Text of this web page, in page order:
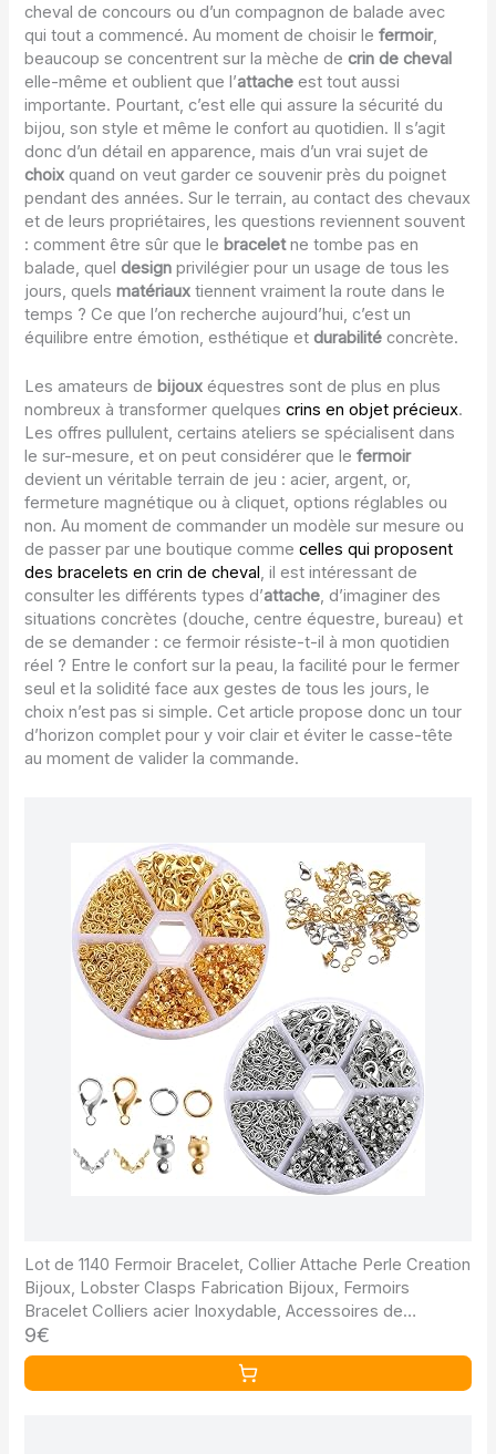
cheval de concours ou d’un compagnon de balade avec
qui tout a commencé. Au moment de choisir lefermoir,
beaucoup se concentrent sur la mèche decrin de cheval
elle-même et oublient que l’attache est tout aussi
importante. Pourtant, c’est elle qui assure la sécurité du
bijou, son style et même le confort au quotidien. Il s’agit
donc d’un détail en apparence, mais d’un vrai sujet de
choix quand on veut garder ce souvenir près du poignet
pendant des années. Sur le terrain, au contact des chevaux
et de leurs propriétaires, les questions reviennent souvent
: comment être sûr que le braceletne tombe pas en
balade, queldesign privilégier pour un usage de tous les
jours, quelsmatériaux tiennent vraiment la route dans le
temps ? Ce que l’on recherche aujourd’hui, c’est un
équilibre entre émotion, esthétique etdurabilité concrète.
Les amateurs de bijoux équestres sont de plus en plus
nombreux à transformer quelquescrins en objet précieux.
Les offres pullulent, certains ateliers se spécialisent dans
le sur-mesure, et on peut considérer que lefermoir
devient un véritable terrain de jeu : acier, argent, or,
fermeture magnétique ou à cliquet, options réglables ou
non. Au moment de commander un modèle sur mesure ou
de passer par une boutique commecelles qui proposent
des bracelets en crin de cheval, il est intéressant de
consulter les différents types d’attache, d’imaginer des
situations concrètes (douche, centre équestre, bureau) et
de se demander : ce fermoir résiste-t-il à mon quotidien
réel ? Entre le confort sur la peau, la facilité pour le fermer
seul et la solidité face aux gestes de tous les jours, le
choix n’est pas si simple. Cet article propose donc un tour
d’horizon complet pour y voir clair et éviter le casse-tête
au moment de valider la commande.
Lot de 1140 Fermoir Bracelet, Collier Attache Perle Creation
Bijoux, Lobster Clasps Fabrication Bijoux, Fermoirs
Bracelet Colliers acier Inoxydable, Accessoires de
Bricolage, or et argent
9€